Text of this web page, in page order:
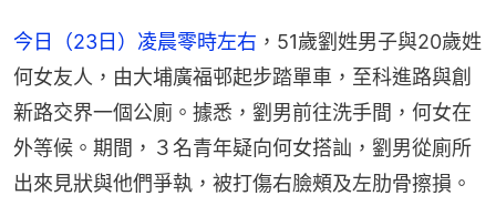
今日（23日）凌晨零時左右 ，51歲劉姓男子與20歲姓
何女友人，由大埔廣福邨起步踏單車，至科進路與創
新路交界一個公廁。據悉，劉男前往洗手間，何女在
外等候。期間，３名青年疑向何女搭訕，劉男從廁所
出來見狀與他們爭執，被打傷右臉頰及左肋骨擦損。